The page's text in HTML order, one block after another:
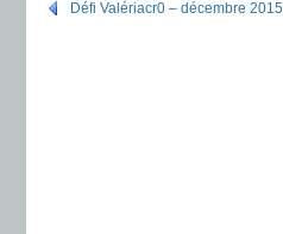
Défi Valériacr0 – décembre 2015